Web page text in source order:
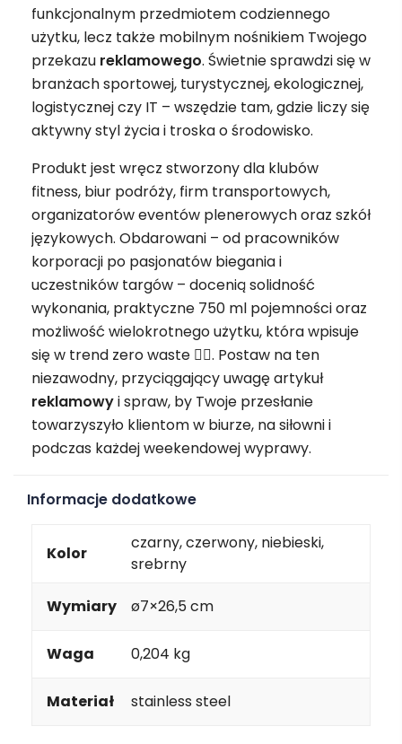
funkcjonalnym przedmiotem codziennego
użytku, lecz także mobilnym nośnikiem Twojego
przekazu reklamowego. Świetnie sprawdzi się w
branżach sportowej, turystycznej, ekologicznej,
logistycznej czy IT – wszędzie tam, gdzie liczy się
aktywny styl życia i troska o środowisko.
Produkt jest wręcz stworzony dla klubów
fitness, biur podróży, firm transportowych,
organizatorów eventów plenerowych oraz szkół
językowych. Obdarowani – od pracowników
korporacji po pasjonatów biegania i
uczestników targów – docenią solidność
wykonania, praktyczne 750 ml pojemności oraz
możliwość wielokrotnego użytku, która wpisuje
się w trend zero waste 🚴‍♂️. Postaw na ten
niezawodny, przyciągający uwagę artykuł
reklamowyi spraw, by Twoje przesłanie
towarzyszyło klientom w biurze, na siłowni i
podczas każdej weekendowej wyprawy.
Informacje dodatkowe
Kolor
czarny, czerwony, niebieski,
srebrny
Wymiary ø7×26,5 cm
Waga 0,204 kg
Materiał stainless steel